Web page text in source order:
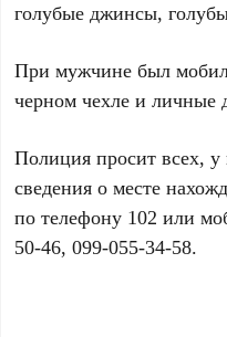
голубые джинсы,
При мужчине был
черном чехле и личные
Полиция просит всех, у
сведения о месте
по телефону 102 или
50-46, 099-055-34-58.